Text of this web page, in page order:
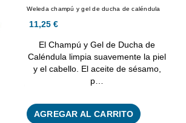
Weleda champú y gel de ducha de caléndula
11,25 €
El Champú y Gel de Ducha de
Caléndula limpia suavemente la piel
y el cabello. El aceite de sésamo,
p…
AGREGAR AL CARRITO